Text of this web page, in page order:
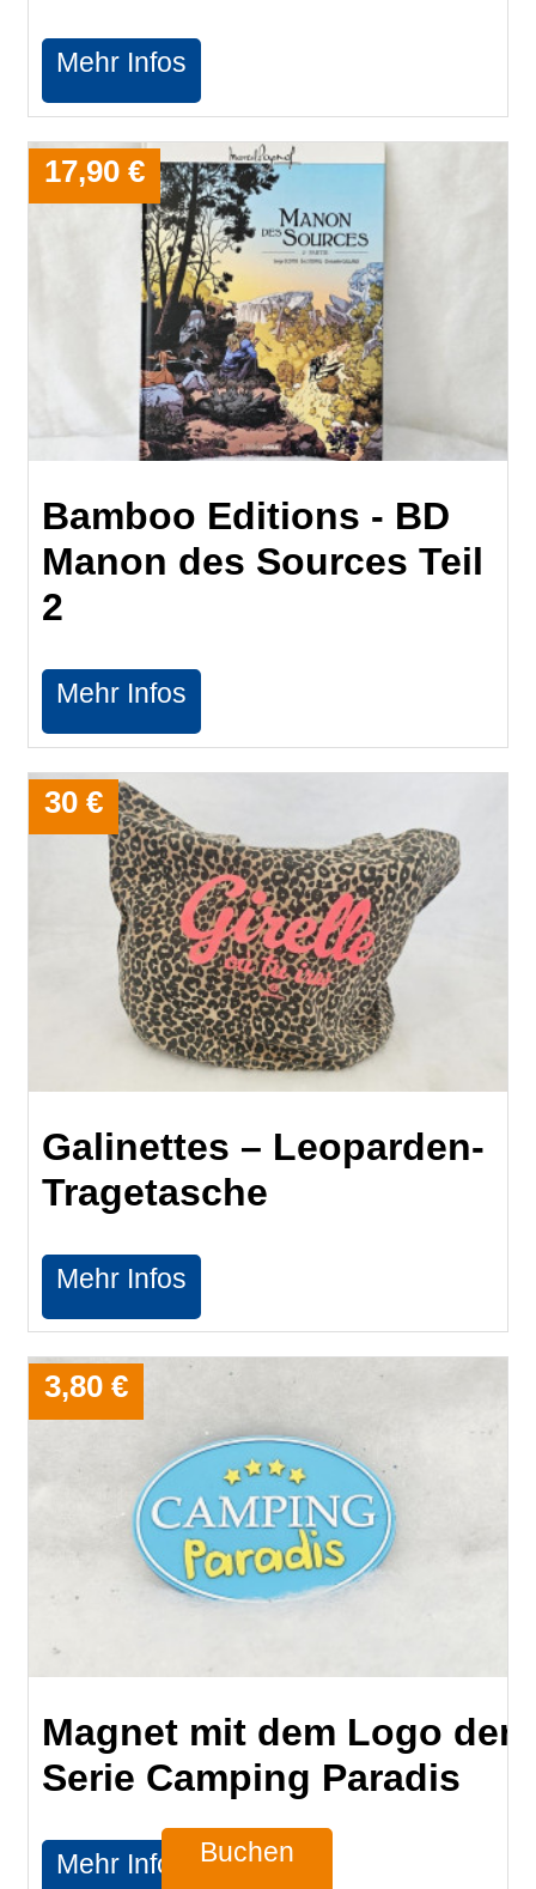
Mehr Infos
Bamboo Editions - BD
Manon des Sources Teil
2
17,90 €
Mehr Infos
Galinettes – Leoparden-
Tragetasche
30 €
Mehr Infos
Magnet mit dem Logo der
Serie Camping Paradis
3,80 €
Mehr Infos Buchen